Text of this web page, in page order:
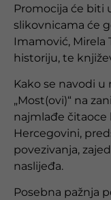
Promocija će biti
slikovnicama će
Imamović, Mirela
historiju, te
Kako se navodi u
„Most(ovi)“ na
najmlađe čitaoce
Hercegovini,
povezivanja,
naslijeđa.
Posebna pažnja